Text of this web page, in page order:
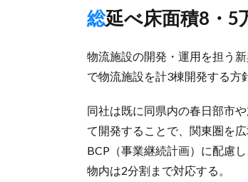
総延べ床面積8・
物流施設の開発・運用を担う
で物流施設を計3棟開発する方
同社は既に同県内の春日部市
て開発することで、関東圏を
BCP（事業継続計画）に配慮
物内は2分割まで対応する。